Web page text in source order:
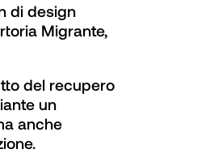
di design
Migrante,
del recupero
un
anche